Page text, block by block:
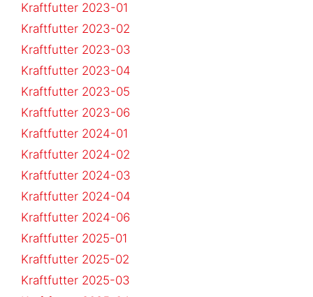
Kraftfutter 2023-01
Kraftfutter 2023-02
Kraftfutter 2023-03
Kraftfutter 2023-04
Kraftfutter 2023-05
Kraftfutter 2023-06
Kraftfutter 2024-01
Kraftfutter 2024-02
Kraftfutter 2024-03
Kraftfutter 2024-04
Kraftfutter 2024-06
Kraftfutter 2025-01
Kraftfutter 2025-02
Kraftfutter 2025-03